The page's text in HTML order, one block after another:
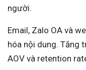
người.
Email, Zalo OA và
hóa nội dung. Tăng
AOV và retention